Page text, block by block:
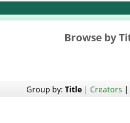
Browse by
Group by: Title | Creators |